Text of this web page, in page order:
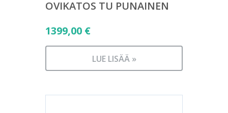
OVIKATOS TU PUNAINEN
1399,00 €
LUE LISÄÄ »